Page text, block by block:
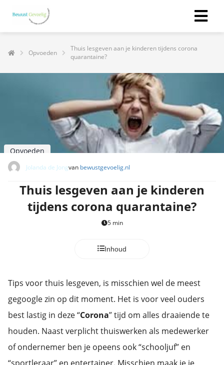
Opvoeden
Thuis lesgeven aan je kinderen tijdens corona
quarantaine?
Opvoeden
Jolanda de Jongvan bewustgevoelig.nl
Thuis lesgeven aan je kinderen
tijdens corona quarantaine?
5 min
Inhoud
Tips voor thuis lesgeven, is misschien wel de meest
gegoogle zin op dit moment. Het is voor veel ouders
best lastig in deze “Corona” tijd om alles draaiende te
houden. Naast verplicht thuiswerken als medewerker
of ondernemer ben je opeens ook “schooljuf” en